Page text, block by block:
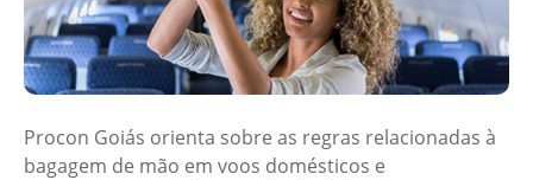
Procon Goiás orienta sobre as regras relacionadas à
bagagem de mão em voos domésticos e